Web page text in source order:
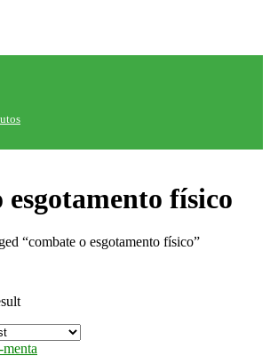
esgotamento físico
“combate o esgotamento físico”